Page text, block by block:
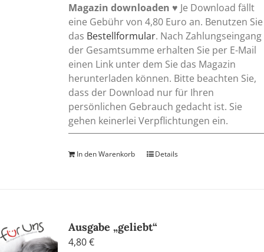
Magazin downloaden ♥ Je Download fällt
eine Gebühr von 4,80 Euro an. Benutzen Sie
das Bestellformular. Nach Zahlungseingang
der Gesamtsumme erhalten Sie per E-Mail
einen Link unter dem Sie das Magazin
herunterladen können. Bitte beachten Sie,
dass der Download nur für Ihren
persönlichen Gebrauch gedacht ist. Sie
gehen keinerlei Verpflichtungen ein.
In den Warenkorb Details
Ausgabe „geliebt“
4,80€